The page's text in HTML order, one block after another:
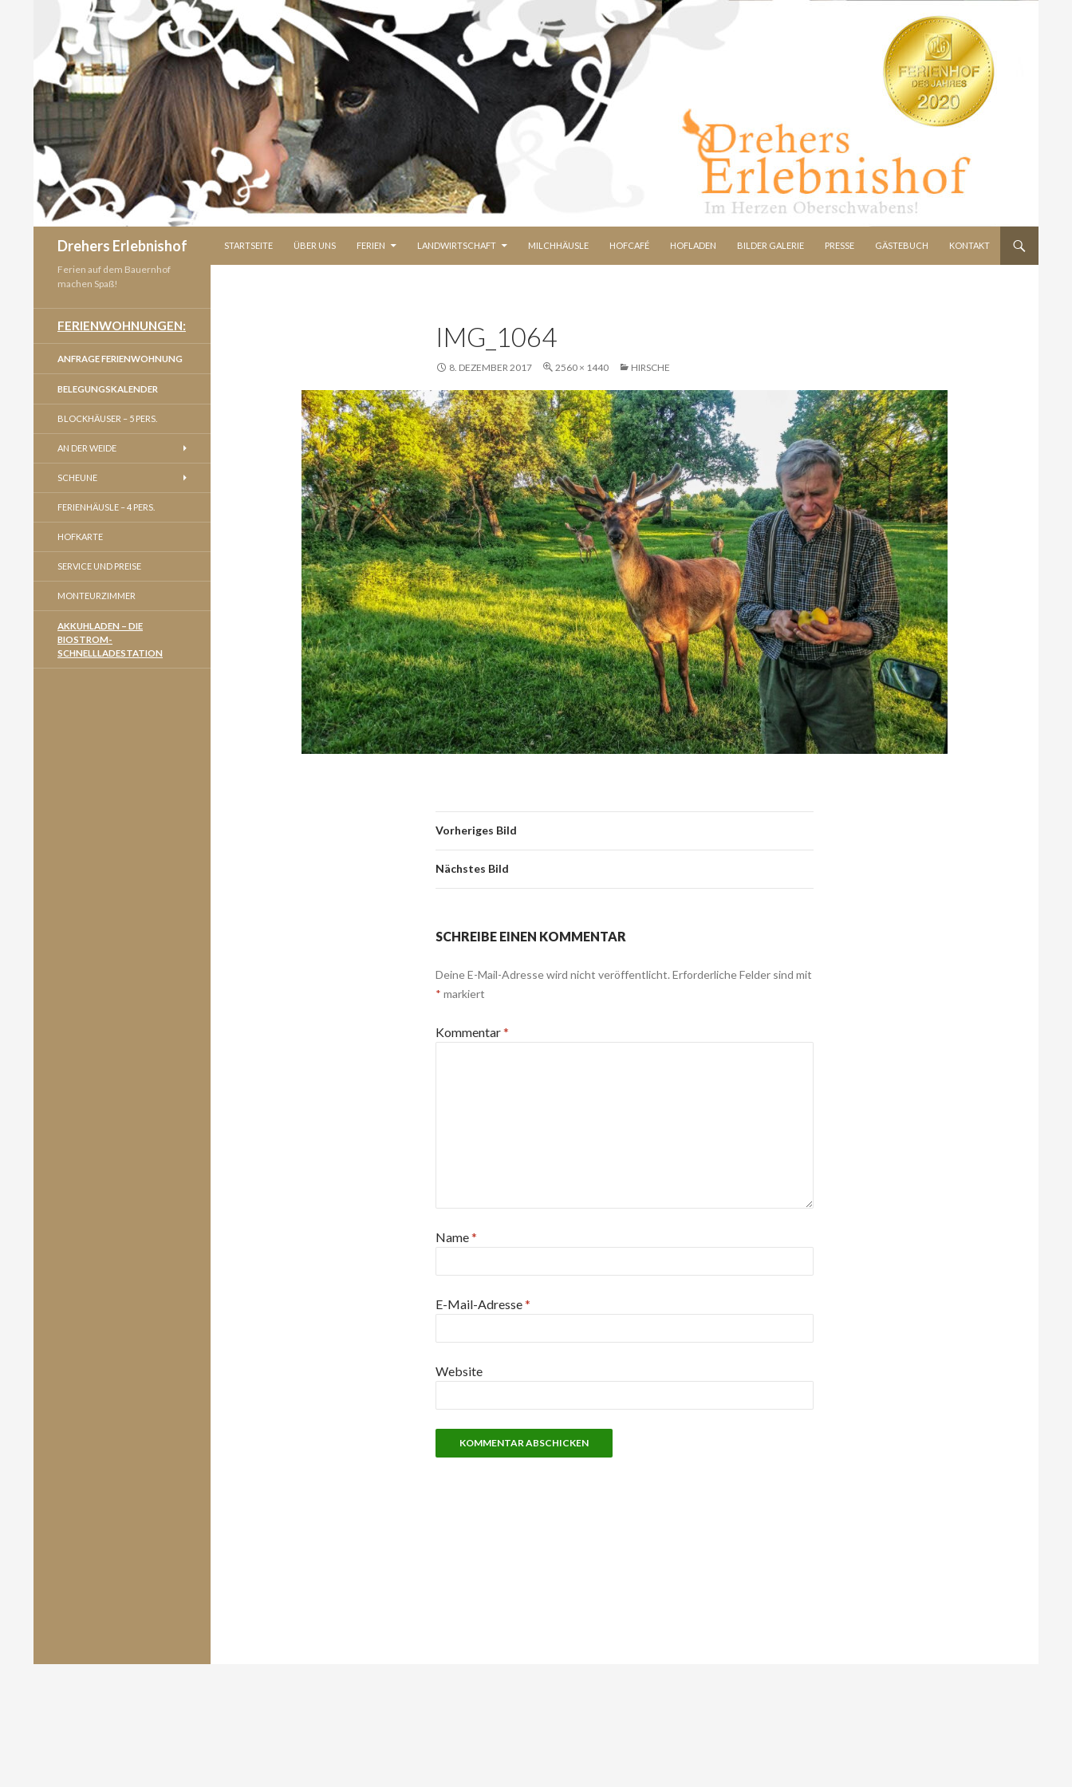
Drehers Erlebnishof
STARTSEITE
ÜBER UNS FERIEN LANDWIRTSCHAFT MILCHHÄUSLE HOFCAFÉ HOFLADEN BILDER GALERIE PRESSE GÄSTEBUCH KONTAKT
IMG_1064
8. DEZEMBER 2017 2560 × 1440 HIRSCHE
Vorheriges Bild
Nächstes Bild
SCHREIBE EINEN KOMMENTAR
Deine E-Mail-Adresse wird nicht veröffentlicht. Erforderliche Felder sind mit
* markiert
Kommentar*
Name*
E-Mail-Adresse*
Website
Ferien auf dem Bauernhof
machen Spaß!
FERIENWOHNUNGEN:
ANFRAGE FERIENWOHNUNG
BELEGUNGSKALENDER
BLOCKHÄUSER – 5 PERS.
AN DER WEIDE
SCHEUNE
FERIENHÄUSLE – 4 PERS.
HOFKARTE
SERVICE UND PREISE
MONTEURZIMMER
AKKUHLADEN – DIE
BIOSTROM-
SCHNELLLADESTATION